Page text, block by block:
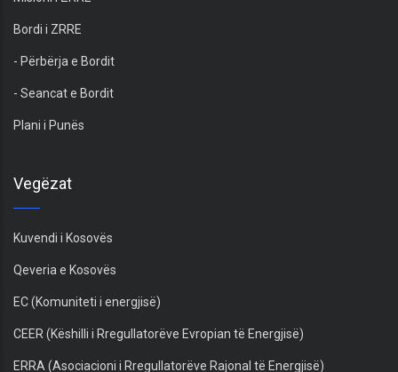
Bordi i ZRRE
- Përbërja e Bordit
- Seancat e Bordit
Plani i Punës
Vegëzat
Kuvendi i Kosovës
Qeveria e Kosovës
EC (Komuniteti i energjisë)
CEER (Këshilli i Rregullatorëve Evropian të Energjisë)
ERRA (Asociacioni i Rregullatorëve Rajonal të Energjisë)